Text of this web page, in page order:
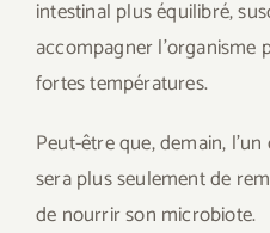
intestinal plus équilibré,
accompagner l’organisme
fortes températures.
Peut-être que, demain,
sera plus seulement de
de nourrir son microbiote.